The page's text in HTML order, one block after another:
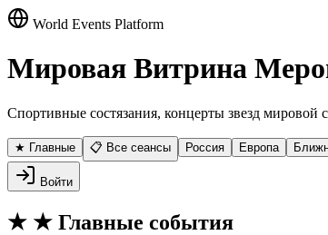
World Events Platform
Мировая Витрина
Спортивные состязания, концерты звезд
★ Главные 📋 Все сеансы Россия Европа
Войти
★ ★ Главные события